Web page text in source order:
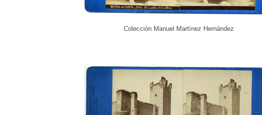
Colección Manuel Martínez Hernández